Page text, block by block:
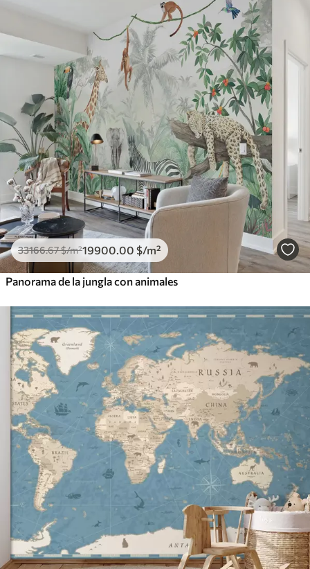
33166.67$/m²19900 .00 $/m²
Panorama de la jungla con animales